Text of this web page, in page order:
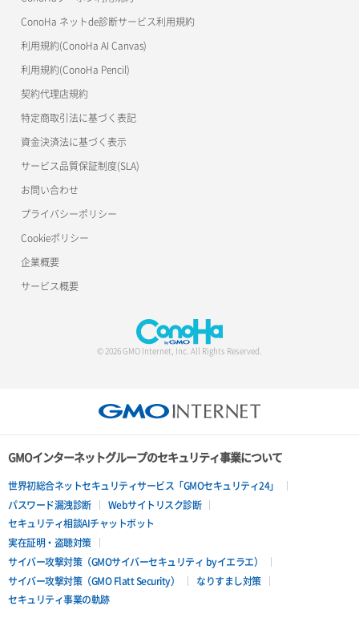
一時的Web公開
s3cmd
公開API(ConoHa VPS Ver.2.0)
ConoHa ネットde診断サービス利用規約
利用規約(ConoHa AI Canvas)
利用規約(ConoHa Pencil)
契約代理店規約
特定商取引法に基づく表記
資金決済法に基づく表示
サービス品質保証制度(SLA)
お問い合わせ
プライバシーポリシー
Cookieポリシー
企業概要
サービス概要
© 2026 GMO Internet, Inc. All Rights Reserved.
GMOインターネットグループのセキュリティ事業について
世界初総合ネットセキュリティサービス「GMOセキュリティ24」
パスワード漏洩診断
Webサイトリスク診断
セキュリティ相談AIチャットボット
実在証明・盗聴対策
サイバー攻撃対策（GMOサイバーセキュリティ byイエラエ）
サイバー攻撃対策（GMO Flatt Security）
なりすまし対策
セキュリティ事業の軌跡